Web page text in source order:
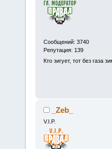
Сообщений: 3740
Репутация: 139
Кто зигует, тот без газа
_Zeb_
V.I.P.